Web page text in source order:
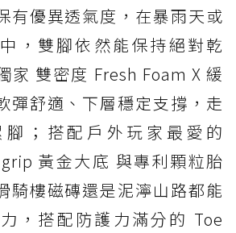
有優異透氣度，在暴雨天或
，雙腳依然能保持絕對乾
家 雙密度 Fresh Foam X 緩
彈舒適、下層穩定支撐，走
；搭配戶外玩家最愛的
黃金大底 與專利顆粒胎
騎樓磁磚還是泥濘山路都能
，搭配防護力滿分的 Toe